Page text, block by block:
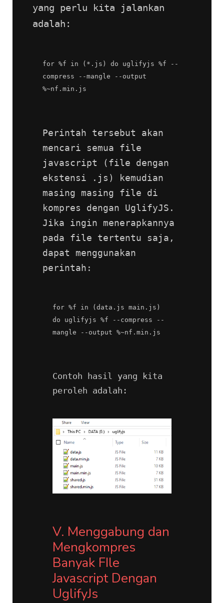
yang perlu kita jalankan
adalah:
for %f in (*.js) do uglifyjs %f --
compress --mangle --output
%~nf.min.js
Perintah tersebut akan
mencari semua file
javascript (file dengan
ekstensi .js) kemudian
masing masing file di
kompres dengan UglifyJS.
Jika ingin menerapkannya
pada file tertentu saja,
dapat menggunakan
perintah:
for %f in (data.js main.js)
do uglifyjs %f --compress --
mangle --output %~nf.min.js
Contoh hasil yang kita
peroleh adalah:
V. Menggabung dan
Mengkompres
Banyak FIle
Javascript Dengan
UglifyJs